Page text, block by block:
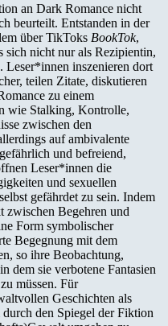
an Dark Romance nicht
beurteilt. Entstanden in der
über TikToks BookTok,
sich nicht nur als Rezipientin,
Leser*innen inszenieren dort
teilen Zitate, diskutieren
zu einem
wie Stalking, Kontrolle,
zwischen den
auf ambivalente
und befreiend,
Leser*innen die
und sexuellen
gefährdet zu sein. Indem
zwischen Begehren und
Form symbolischer
Begegnung mit dem
so ihre Beobachtung,
dem sie verbotene Fantasien
müssen. Für
Geschichten als
den Spiegel der Fiktion